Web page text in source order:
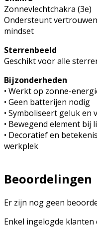
Zonnevlechtchakra (3e)
Ondersteunt
mindset
Sterrenbeeld
Geschikt voor alle
Bijzonderheden
• Werkt op zonne-
• Geen batterijen nodig
• Symboliseert geluk en
• Bewegend element bij
• Decoratief en
werkplek
Beoordelingen
Er zijn nog geen
Enkel ingelogde